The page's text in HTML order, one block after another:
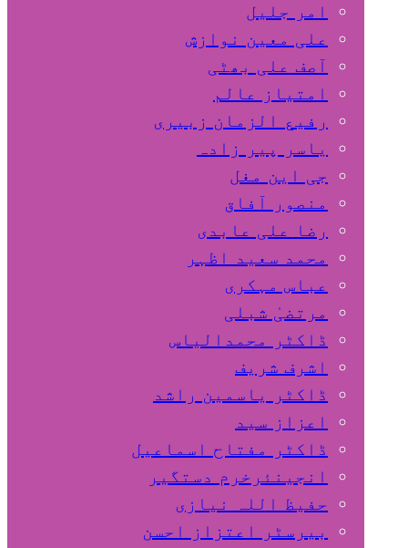
امر جلیل
علی معین نوازش
آصف علی بھٹی
امتیاز عالم
رفیع الزمان زبیری
یاسر پیر زادہ
جی این مغل
منصور آفاق
رضا علی عابدی
محمد سعید اظہر
عباس مہکری
مرتضیٰ شبلی
ڈاکٹر محمدالیاس
اشرف شریف
ڈاکٹر یاسمین راشد
اعزاز سید
ڈاکٹر مفتاح اسماعیل
انجینئرخرم دستگیر
حفیظ اللہ نیازی
بیرسٹر اعتزاز احسن